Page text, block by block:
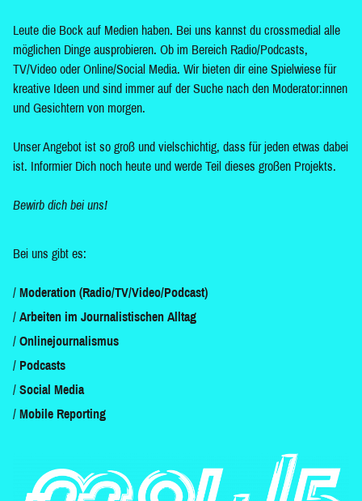
Leute die Bock auf Medien haben. Bei uns kannst du crossmedial alle
möglichen Dinge ausprobieren. Ob im Bereich Radio/Podcasts,
TV/Video oder Online/Social Media. Wir bieten dir eine Spielwiese für
kreative Ideen und sind immer auf der Suche nach den Moderator:innen
und Gesichtern von morgen.
Unser Angebot ist so groß und vielschichtig, dass für jeden etwas dabei
ist. Informier Dich noch heute und werde Teil dieses großen Projekts.
Bewirb dich bei uns!
Bei uns gibt es:
Moderation (Radio/TV/Video/Podcast)
Arbeiten im Journalistischen Alltag
Onlinejournalismus
Podcasts
Social Media
Mobile Reporting